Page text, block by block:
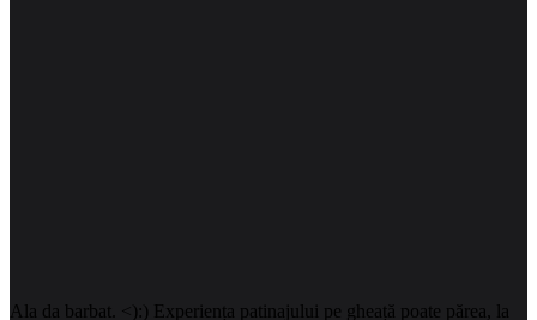
Ala da barbat. <):) Experiența patinajului pe gheață poate părea, la